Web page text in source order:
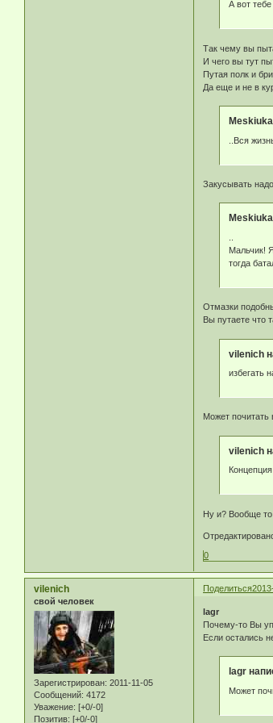
А вот
Так чему вы
И чего вы тут
Путая полк и
Да еще и не в
..Вся
Закусывать надо.
Мальчик!
тогда
Отмазки
Вы путаете что
vilenich
избегать
Может почитать
vilenich
Ну и? Вообще
0
Поделиться
vilenich
свой человек
Зарегистрирован: 2011-11-05
Сообщений: 4172
Уважение: [+0/-0]
Позитив: [+0/-0]
lagr
Почему-то Вы
Если остались
lagr
Может